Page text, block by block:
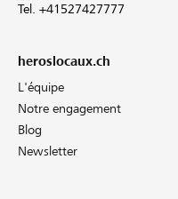
Tel. +41527427777
heroslocaux.ch
L'équipe
Notre engagement
Blog
Newsletter